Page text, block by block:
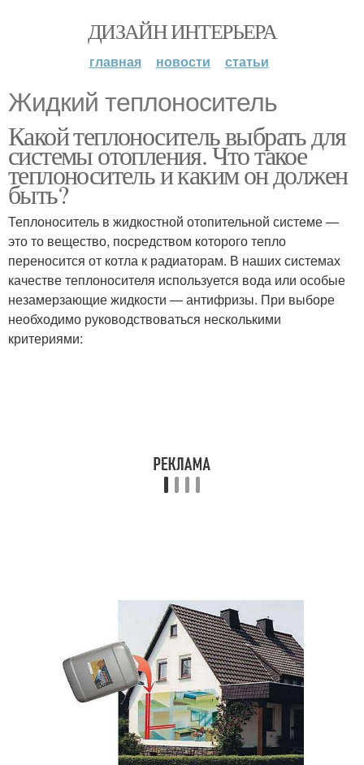
ДИЗАЙН ИНТЕРЬЕРА
главная новости статьи
Жидкий теплоноситель
Какой теплоноситель выбрать для
системы отопления. Что такое
теплоноситель и каким он должен
быть?
Теплоноситель в жидкостной отопительной системе —
это то вещество, посредством которого тепло
переносится от котла к радиаторам. В наших системах
качестве теплоносителя используется вода или особые
незамерзающие жидкости — антифризы. При выборе
необходимо руководствоваться несколькими
критериями: